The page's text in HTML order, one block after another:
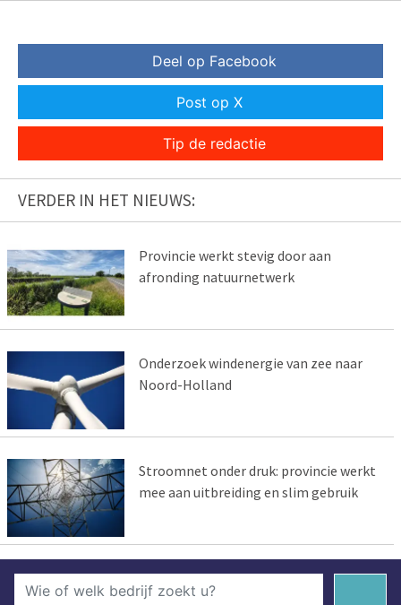
Deel op Facebook
Post op X
Tip de redactie
VERDER IN HET NIEUWS:
Provincie werkt stevig door aan
afronding natuurnetwerk
Onderzoek windenergie van zee naar
Noord-Holland
Stroomnet onder druk: provincie werkt
mee aan uitbreiding en slim gebruik